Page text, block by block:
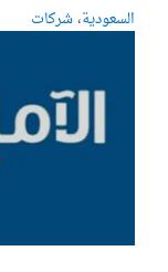
السعودية،شركات